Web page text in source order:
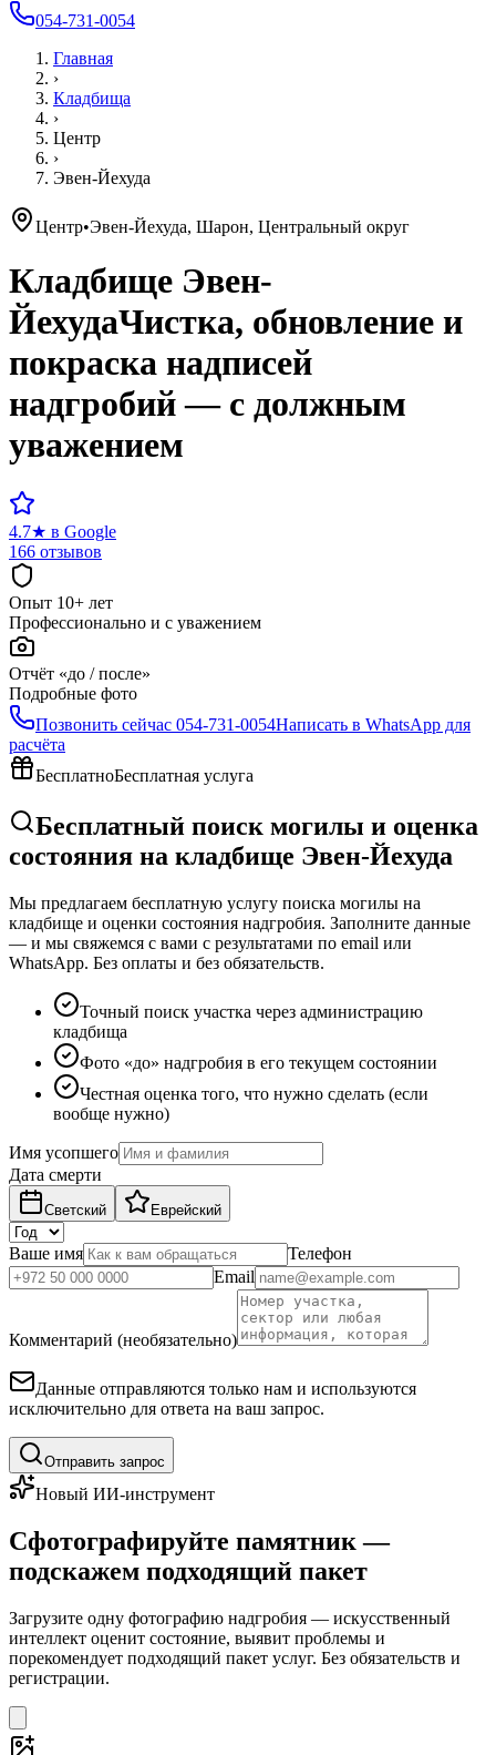
054-731-0054
Главная
›
Кладбища
›
Центр
›
Эвен-Йехуда
Центр•Эвен-Йехуда, Шарон, Центральный округ
Кладбище Эвен-
ЙехудаЧистка, обновление и
покраска надписей
надгробий — с должным
уважением
4.7★ в Google
166 отзывов
Опыт 10+ лет
Профессионально и с уважением
Отчёт «до / после»
Подробные фото
Позвонить сейчас 054-731-0054Написать в WhatsApp для
расчёта
БесплатноБесплатная услуга
Бесплатный поиск могилы и оценка
состояния на кладбище Эвен-Йехуда
Мы предлагаем бесплатную услугу поиска могилы на
кладбище и оценки состояния надгробия. Заполните данные
— и мы свяжемся с вами с результатами по email или
WhatsApp. Без оплаты и без обязательств.
Точный поиск участка через администрацию
кладбища
Фото «до» надгробия в его текущем состоянии
Честная оценка того, что нужно сделать (если
вообще нужно)
Имя усопшего
Дата смерти
Светский Еврейский
Ваше имя
Телефон
Email
Комментарий (необязательно)
Данные отправляются только нам и используются
исключительно для ответа на ваш запрос.
Отправить запрос
Новый ИИ-инструмент
Сфотографируйте памятник —
подскажем подходящий пакет
Загрузите одну фотографию надгробия — искусственный
интеллект оценит состояние, выявит проблемы и
порекомендует подходящий пакет услуг. Без обязательств и
регистрации.